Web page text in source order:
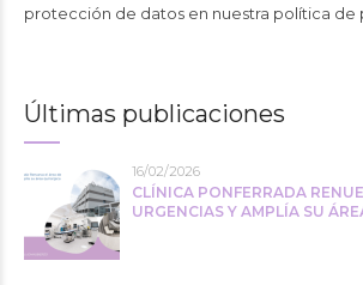
protección de datos en nuestra política de
Últimas publicaciones
16/02/2026
CLÍNICA PONFERRADA
URGENCIAS Y AMPLÍA SU